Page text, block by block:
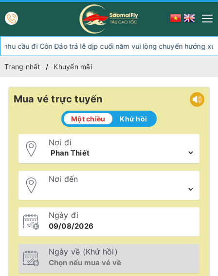
cầu đi Côn Đảo trả lễ dịp cuối năm vui lòng chuyển hướng
Trang nhất Khuyến mãi
Mua vé trực tuyến
Một chiều Khứ hồi
Nơi đi
Nơi đến
Ngày đi
Ngày về (Khứ hồi)